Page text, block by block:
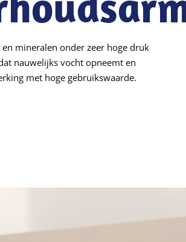
mineralen onder zeer hoge druk
nauwelijks vocht opneemt en
met hoge gebruikswaarde.